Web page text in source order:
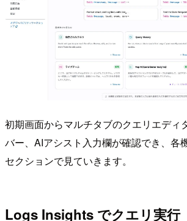
初期画面からマルチタブのクエリエディ
バー、AIアシスト入力欄が確認でき、各
セクションで見ていきます。
Logs Insights でクエリ実行